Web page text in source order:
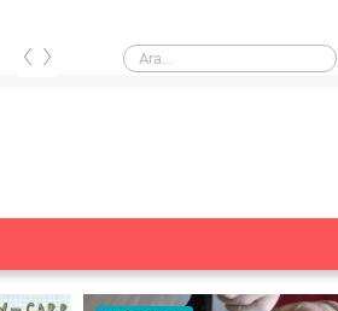
HDR10+ özelliği görüntü kalitesini
‹ ›